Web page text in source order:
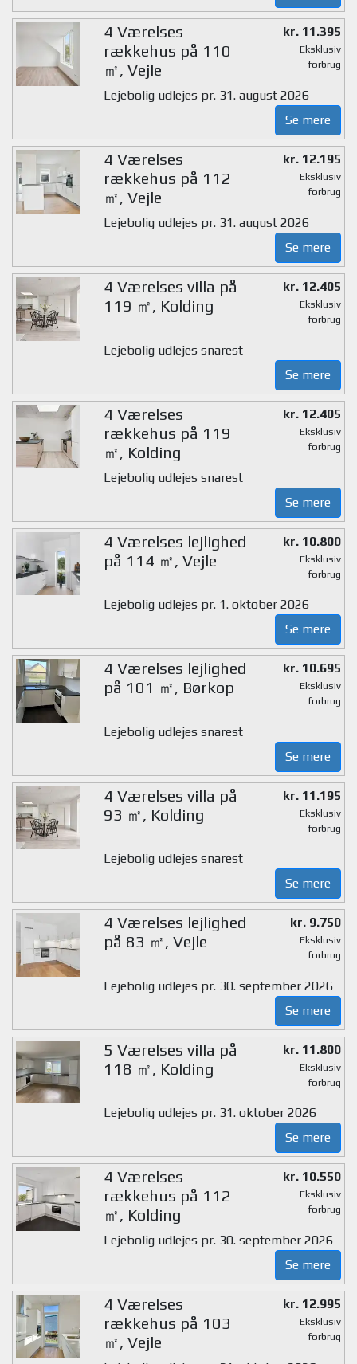
4 Værelses
rækkehus på 110
㎡, Vejle
kr. 11.395
Eksklusiv
forbrug
Lejebolig udlejes pr. 31. august 2026
Se mere
4 Værelses
rækkehus på 112
㎡, Vejle
kr. 12.195
Eksklusiv
forbrug
Lejebolig udlejes pr. 31. august 2026
Se mere
4 Værelses villa på
119 ㎡, Kolding
kr. 12.405
Eksklusiv
forbrug
Lejebolig udlejes snarest
Se mere
4 Værelses
rækkehus på 119
㎡, Kolding
kr. 12.405
Eksklusiv
forbrug
Lejebolig udlejes snarest
Se mere
4 Værelses lejlighed
på 114 ㎡, Vejle
kr. 10.800
Eksklusiv
forbrug
Lejebolig udlejes pr. 1. oktober 2026
Se mere
4 Værelses lejlighed
på 101 ㎡, Børkop
kr. 10.695
Eksklusiv
forbrug
Lejebolig udlejes snarest
Se mere
4 Værelses villa på
93 ㎡, Kolding
kr. 11.195
Eksklusiv
forbrug
Lejebolig udlejes snarest
Se mere
4 Værelses lejlighed
på 83 ㎡, Vejle
kr. 9.750
Eksklusiv
forbrug
Lejebolig udlejes pr. 30. september 2026
Se mere
5 Værelses villa på
118 ㎡, Kolding
kr. 11.800
Eksklusiv
forbrug
Lejebolig udlejes pr. 31. oktober 2026
Se mere
4 Værelses
rækkehus på 112
㎡, Kolding
kr. 10.550
Eksklusiv
forbrug
Lejebolig udlejes pr. 30. september 2026
Se mere
4 Værelses
rækkehus på 103
㎡, Vejle
kr. 12.995
Eksklusiv
forbrug